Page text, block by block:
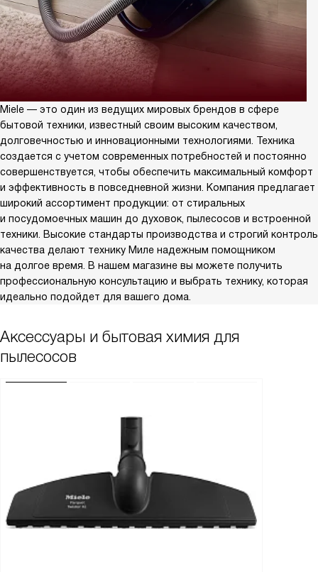
Miele — это один из ведущих мировых брендов в сфере
бытовой техники, известный своим высоким качеством,
долговечностью и инновационными технологиями. Техника
создается с учетом современных потребностей и постоянно
совершенствуется, чтобы обеспечить максимальный комфорт
и эффективность в повседневной жизни. Компания предлагает
широкий ассортимент продукции: от стиральных
и посудомоечных машин до духовок, пылесосов и встроенной
техники. Высокие стандарты производства и строгий контроль
качества делают технику Миле надежным помощником
на долгое время. В нашем магазине вы можете получить
профессиональную консультацию и выбрать технику, которая
идеально подойдет для вашего дома.
Аксессуары и бытовая химия для
пылесосов